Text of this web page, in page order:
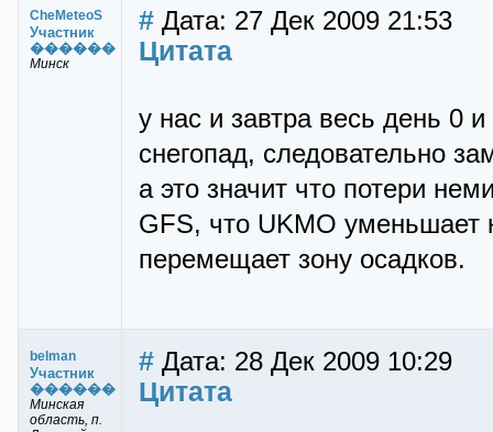
CheMeteoS
Участник
������
Минск
# Дата: 27 Дек 2009 21:53
Цитата
у нас и завтра весь день 0
снегопад, следовательно
а это значит что потери
GFS, что UKMO уменьшает
перемещает зону осадков.
belman
Участник
������
Минская
область, п.
# Дата: 28 Дек 2009 10:29
Цитата